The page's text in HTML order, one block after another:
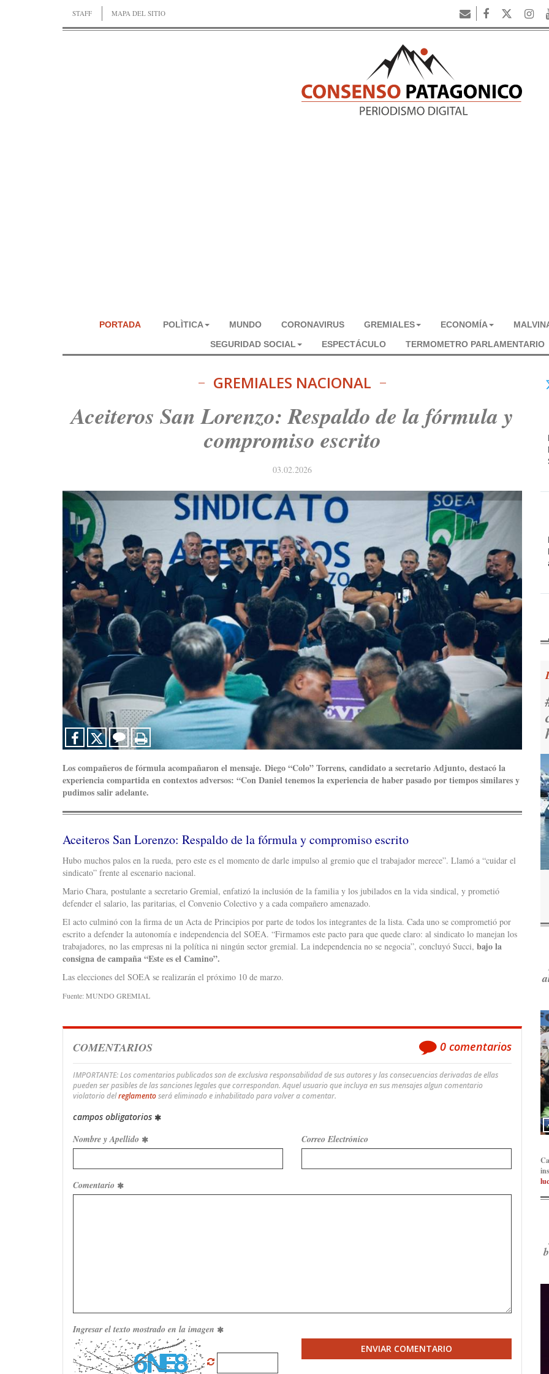
STAFF MAPA DEL SITIO
PORTADA POLÌTICA MUNDO CORONAVIRUS GREMIALES ECONOMÍA
SEGURIDAD SOCIAL
ESPECTÁCULO TERMOMETRO PARLAMENTARIO
GREMIALES NACIONAL
Aceiteros San Lorenzo: Respaldo de la fórmula y
compromiso escrito
03.02.2026
Los compañeros de fórmula acompañaron el mensaje. Diego “Colo” Torrens, candidato a secretario Adjunto, destacó la
experiencia compartida en contextos adversos: “Con Daniel tenemos la experiencia de haber pasado por tiempos similares y
pudimos salir adelante.
Aceiteros San Lorenzo: Respaldo de la fórmula y compromiso escrito
Hubo muchos palos en la rueda, pero este es el momento de darle impulso al gremio que el trabajador merece”. Llamó a “cuidar el
sindicato” frente al escenario nacional.
Mario Chara, postulante a secretario Gremial, enfatizó la inclusión de la familia y los jubilados en la vida sindical, y prometió
defender el salario, las paritarias, el Convenio Colectivo y a cada compañero amenazado.
El acto culminó con la firma de un Acta de Principios por parte de todos los integrantes de la lista. Cada uno se comprometió por
escrito a defender la autonomía e independencia del SOEA. “Firmamos este pacto para que quede claro: al sindicato lo manejan los
trabajadores, no las empresas ni la política ni ningún sector gremial. La independencia no se negocia”, concluyó Succi, bajo la
consigna de campaña “Este es el Camino”.
Las elecciones del SOEA se realizarán el próximo 10 de marzo.
Fuente: MUNDO GREMIAL
COMENTARIOS 0 comentarios
IMPORTANTE: Los comentarios publicados son de exclusiva responsabilidad de sus autores y las consecuencias derivadas de ellas
pueden ser pasibles de las sanciones legales que correspondan. Aquel usuario que incluya en sus mensajes algun comentario
violatorio delreglamentoserá eliminado e inhabilitado para volver a comentar.
campos obligatorios
Nombre y Apellido Correo Electrónico
Comentario
Ingresar el texto mostrado en la imagen
ENVIAR COMENTARIO